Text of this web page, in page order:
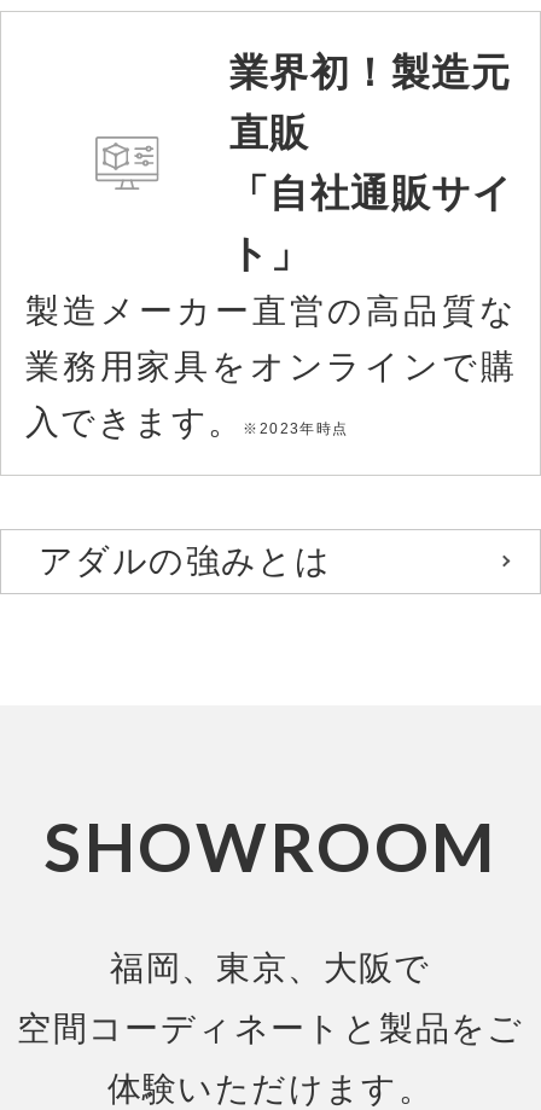
業界初！製造元
直販
「自社通販サイ
ト」
製造メーカー直営の高品質な
業務用家具をオンラインで購
入できます。
※2023年時点
アダルの強みとは
SHOWROOM
福岡、東京、大阪で
空間コーディネートと製品をご
体験いただけます。